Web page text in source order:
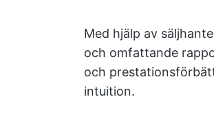
Med hjälp av
och omfattande
och
intuition.